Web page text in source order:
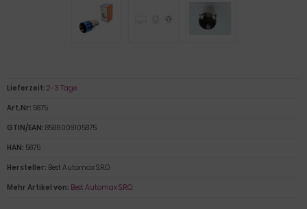
Lieferzeit: 2-3 Tage
Art.Nr: 5875
GTIN/EAN: 8586009105875
HAN: 5875
Hersteller: Best Automax S.R.O.
Mehr Artikel von: Best Automax S.R.O.